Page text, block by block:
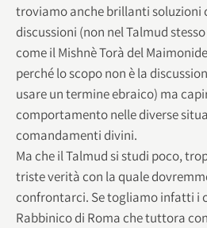
troviamo anche brillanti soluzioni
discussioni (non nel Talmud
come il Mishnè Torà del
perché lo scopo non è la
usare un termine ebraico) ma
comportamento nelle diverse
comandamenti divini.
Ma che il Talmud si studi poco,
triste verità con la quale
confrontarci. Se togliamo infatti i
Rabbinico di Roma che tuttora